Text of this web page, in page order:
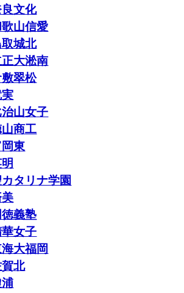
文化
山信愛
取城北
正大淞南
翠松
治山女子
商工
東
タリナ学園
徳義塾
女子
大福岡
北